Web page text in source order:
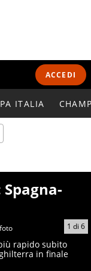
ACCEDI
ITALIA
1 di 6
rapido subito
in finale